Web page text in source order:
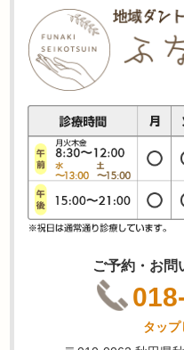
ご予約・お問
タップ